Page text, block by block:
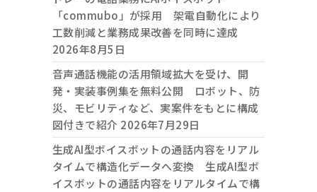
「commubo」が採用 架電自動化により
工数削減と業務成果改善を同時に達成
2026年8月5日
音声通話機能の活用領域拡大を受け、開
発・実装事例集を無料公開 ロボット、防
災、モビリティなど、実案件をもとに構成
図付きで紹介 2026年7月29日
生成AI型ボイスボットの通話内容をリアル
タイムで構造化データへ変換 生成AI型ボ
イスボットの通話内容をリアルタイムで構